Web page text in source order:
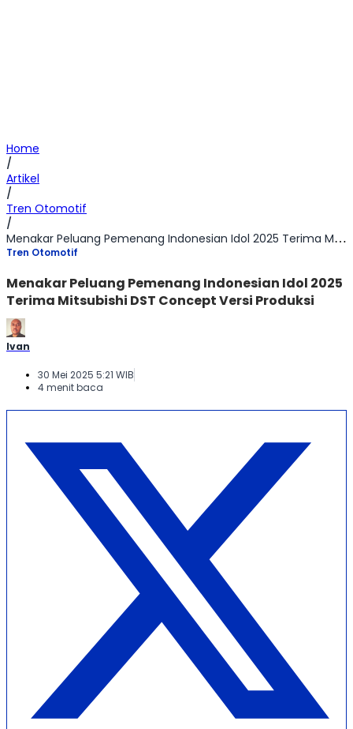
Home
/
Artikel
/
Tren Otomotif
/
Menakar Peluang Pemenang Indonesian Idol 2025 Terima Mitsubishi DST Concept Versi Produksi
Tren Otomotif
Menakar Peluang Pemenang Indonesian Idol 2025
Terima Mitsubishi DST Concept Versi Produksi
Ivan
30 Mei 2025 5:21 WIB
4 menit baca